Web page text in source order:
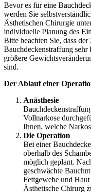
Bevor es für eine
werden Sie
Ästhetischen Chirurgie
individuelle Planung des
Bitte beachten Sie, dass
Bauchdeckenstraffung sehr
größere
sind.
Der Ablauf einer
Anästhesie
Vollnarkose
Ihnen, welche
Die Operation
Bei einer
oberhalb des
möglich geplant.
geschwächte
Fettgewebe und
Ästhetische Chirurg